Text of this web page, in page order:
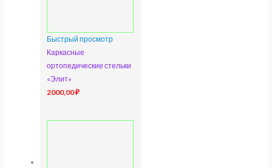
Быстрый просмотр
Каркасные
ортопедические стельки
«Элит»
2000,00₽